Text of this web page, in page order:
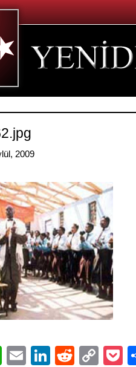
2009
WhatsApp
EmailLinkedIn
Reddit